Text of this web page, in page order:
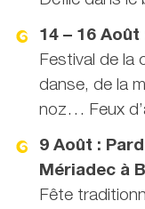
14 – 16 Août
Festival de la
danse, de la
noz… Feux
9 Août :
Mériadec à
Fête